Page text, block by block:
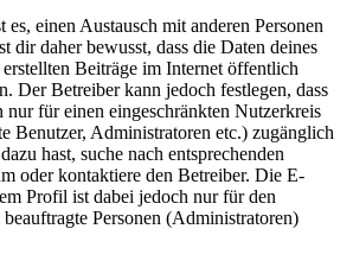
einen Austausch mit anderen Personen
dir daher bewusst, dass die Daten deines
Beiträge im Internet öffentlich
Der Betreiber kann jedoch festlegen, dass
nur für einen eingeschränkten Nutzerkreis
Benutzer, Administratoren etc.) zugänglich
hast, suche nach entsprechenden
oder kontaktiere den Betreiber. Die E-
Profil ist dabei jedoch nur für den
Personen (Administratoren)